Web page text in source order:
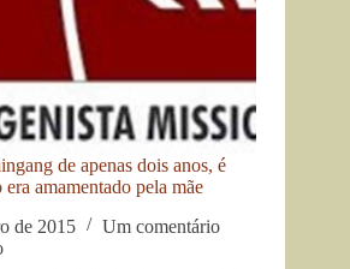
de apenas dois anos, é
era amamentado pela mãe
de 2015
Um comentário